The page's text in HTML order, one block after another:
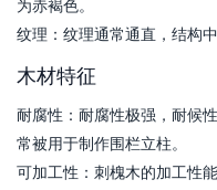
为赤褐色。
纹理：纹理通常通直，结构中
木材特征
耐腐性：耐腐性极强，耐候
常被用于制作围栏立柱。
可加工性：刺槐木的加工性